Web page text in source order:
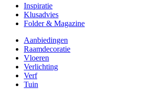
Inspiratie
Klusadvies
Folder & Magazine
Aanbiedingen
Raamdecoratie
Vloeren
Verlichting
Verf
Tuin